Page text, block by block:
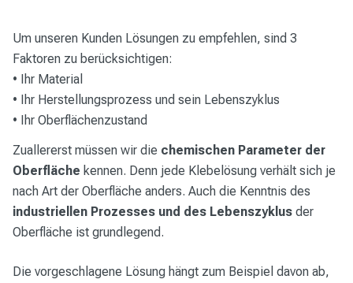
Um unseren Kunden Lösungen zu empfehlen, sind 3
Faktoren zu berücksichtigen:
• Ihr Material
• Ihr Herstellungsprozess und sein Lebenszyklus
• Ihr Oberflächenzustand
Zuallererst müssen wir die chemischen Parameter der
Oberfläche kennen. Denn jede Klebelösung verhält sich je
nach Art der Oberfläche anders. Auch die Kenntnis des
industriellen Prozesses und des Lebenszyklus der
Oberfläche ist grundlegend.
Die vorgeschlagene Lösung hängt zum Beispiel davon ab,